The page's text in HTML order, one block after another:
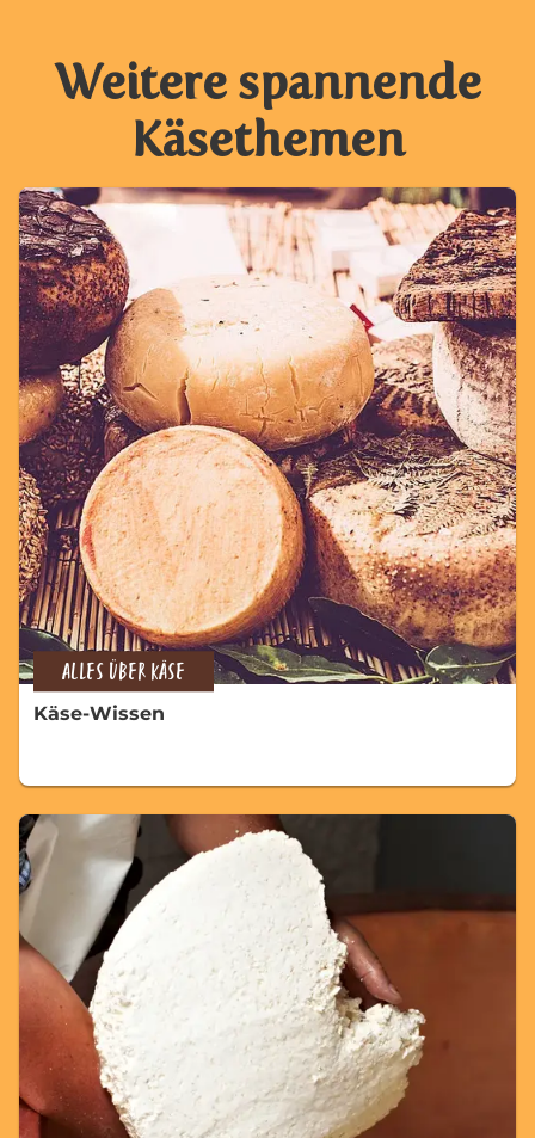
Weitere spannende
Käsethemen
ALLES ÜBER KÄSE
Käse-Wissen